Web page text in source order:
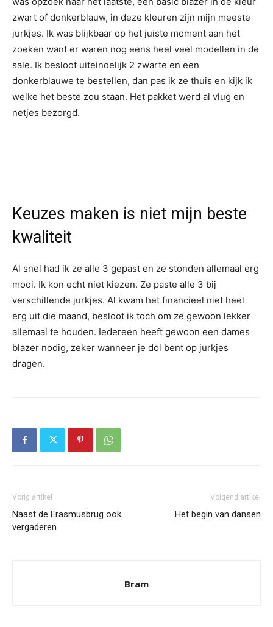
zwart of donkerblauw, in deze kleuren zijn mijn meeste
jurkjes. Ik was blijkbaar op het juiste moment aan het
zoeken want er waren nog eens heel veel modellen in de
sale. Ik besloot uiteindelijk 2 zwarte en een
donkerblauwe te bestellen, dan pas ik ze thuis en kijk ik
welke het beste zou staan. Het pakket werd al vlug en
netjes bezorgd.
Keuzes maken is niet mijn beste
kwaliteit
Al snel had ik ze alle 3 gepast en ze stonden allemaal erg
mooi. Ik kon echt niet kiezen. Ze paste alle 3 bij
verschillende jurkjes. Al kwam het financieel niet heel
erg uit die maand, besloot ik toch om ze gewoon lekker
allemaal te houden. Iedereen heeft gewoon een dames
blazer nodig, zeker wanneer je dol bent op jurkjes
dragen.
Vorig artikel
Naast de Erasmusbrug ook
vergaderen.
Volgend artikel
Het begin van dansen
Bram